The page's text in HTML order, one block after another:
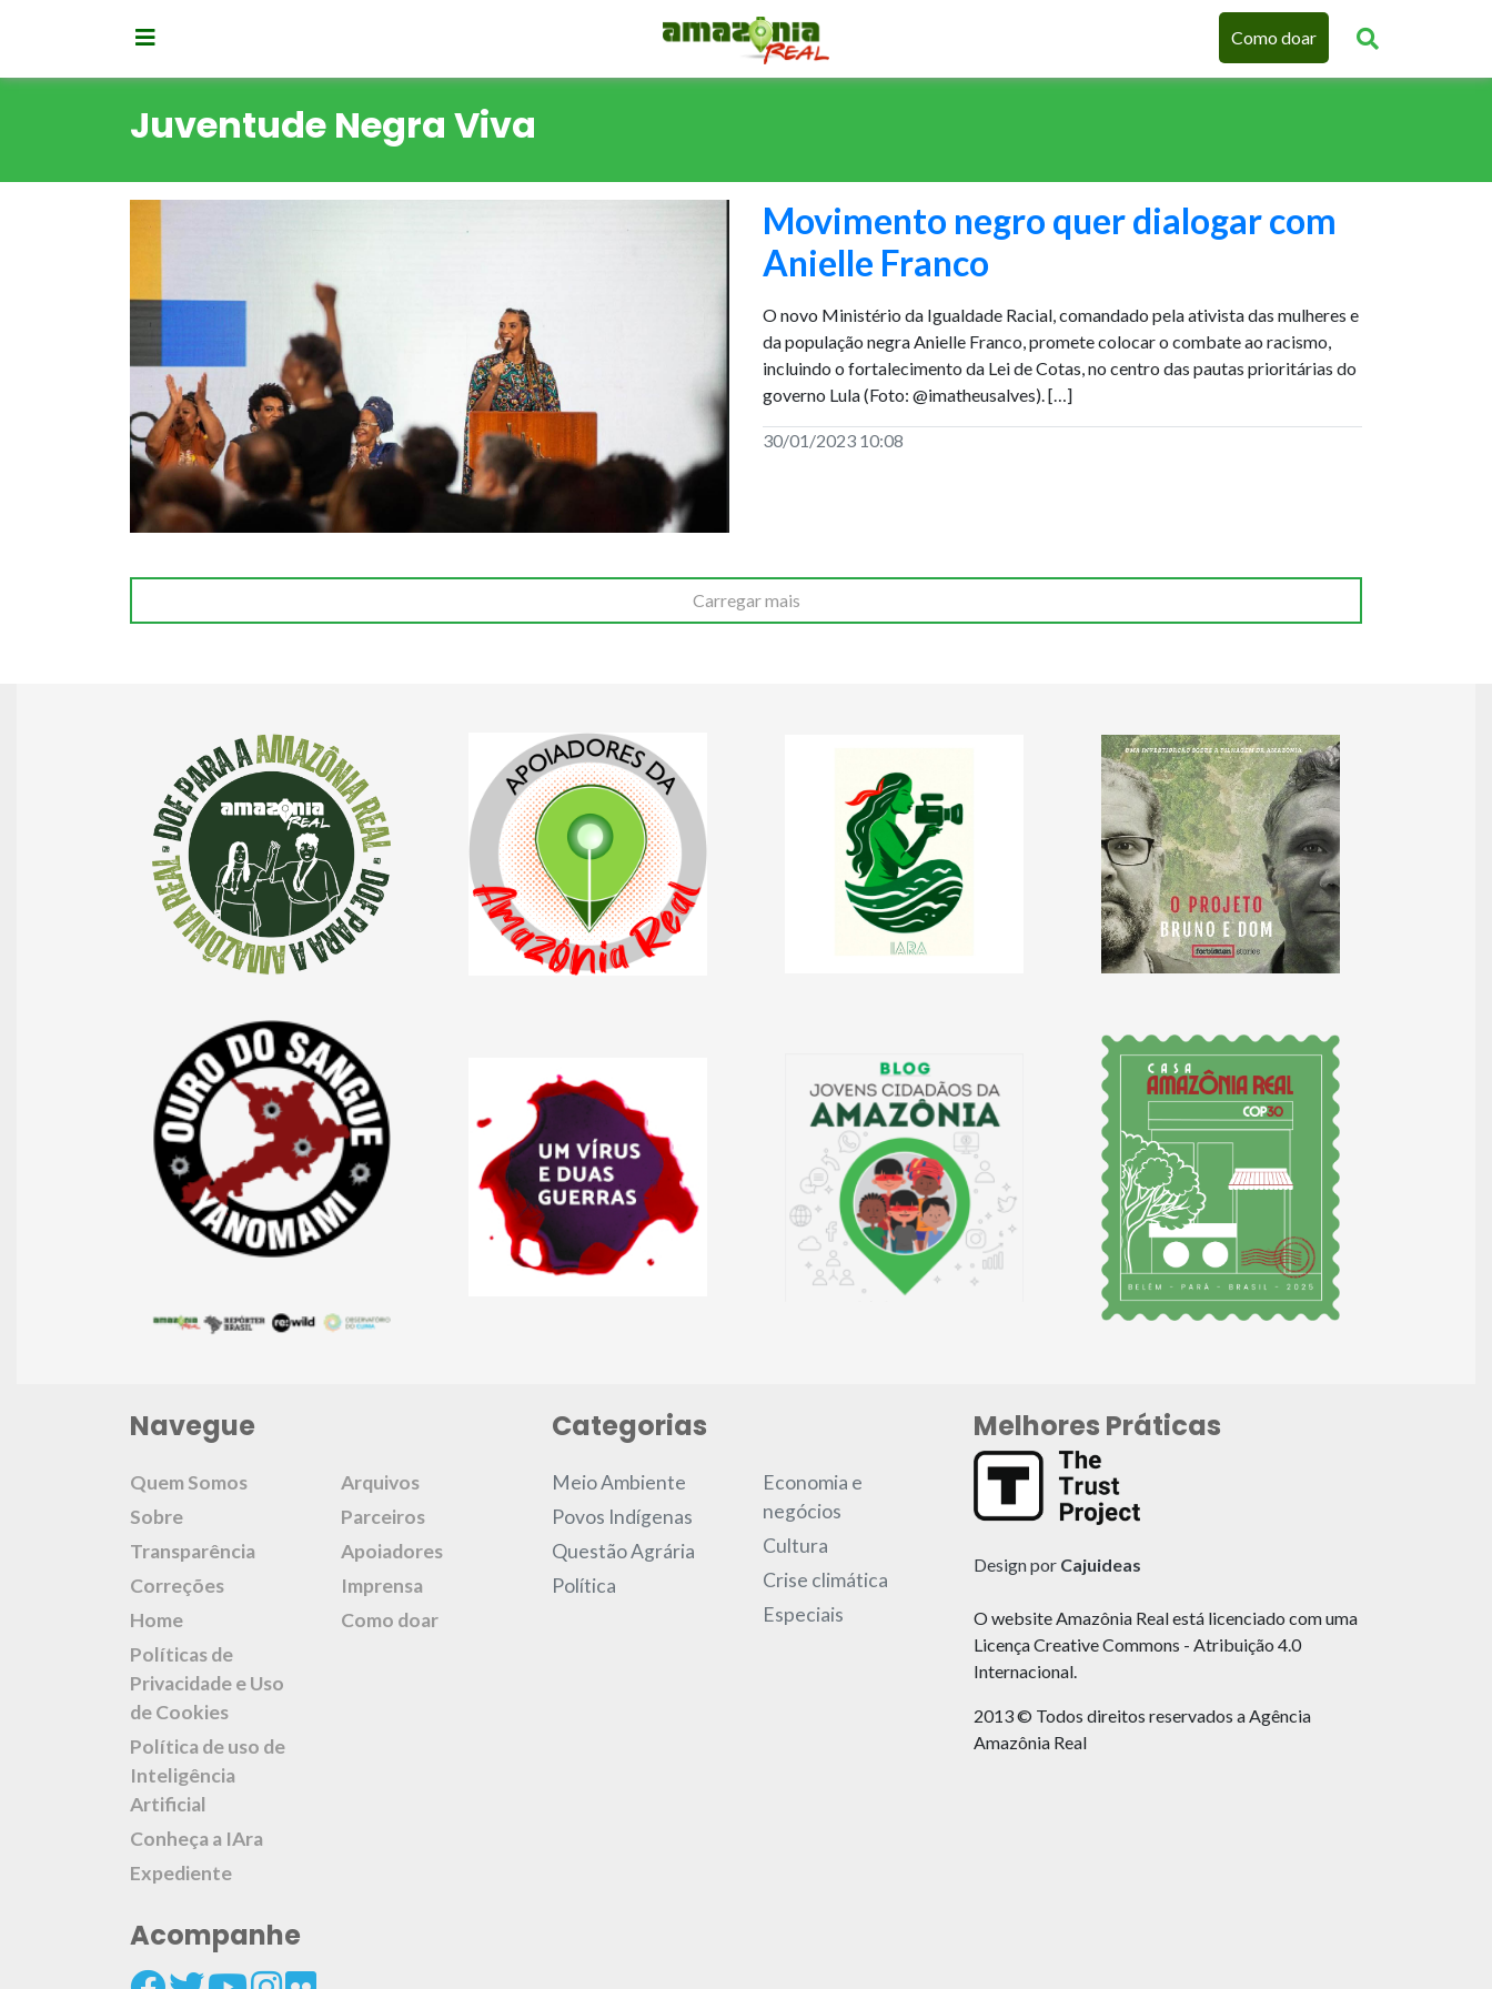
Como doar
Juventude Negra Viva
Movimento negro quer dialogar com
Anielle Franco
O novo Ministério da Igualdade Racial, comandado pela ativista das mulheres e
da população negra Anielle Franco, promete colocar o combate ao racismo,
incluindo o fortalecimento da Lei de Cotas, no centro das pautas prioritárias do
governo Lula (Foto: @imatheusalves). […]
30/01/2023 10:08
Carregar mais
Navegue
Quem Somos
Sobre
Transparência
Correções
Home
Políticas de
Privacidade e Uso
de Cookies
Política de uso de
Inteligência
Artificial
Conheça a IAra
Expediente
Arquivos
Parceiros
Apoiadores
Imprensa
Como doar
Acompanhe
Categorias
Meio Ambiente
Povos Indígenas
Questão Agrária
Política
Economia e
negócios
Cultura
Crise climática
Especiais
Melhores Práticas
Design por Cajuideas
O website Amazônia Real está licenciado com uma
Licença Creative Commons - Atribuição 4.0
Internacional.
2013 © Todos direitos reservados a Agência
Amazônia Real